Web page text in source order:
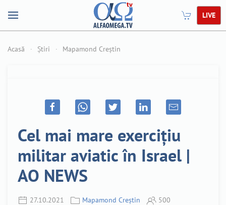
LIVE
Acasă Știri Mapamond Creștin
Cel mai mare exercițiu
militar aviatic în Israel |
AO NEWS
27.10.2021 Mapamond Creștin 500